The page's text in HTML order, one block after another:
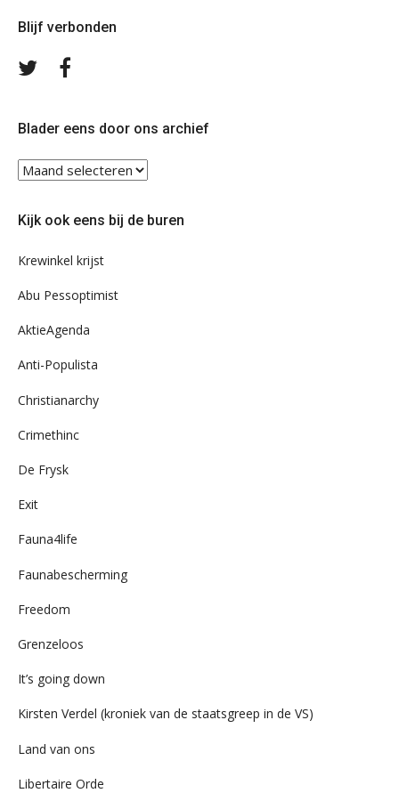
Blijf verbonden
Volg
Blader eens door ons archief
Blader
eens
ons
Kijk ook eens bij de buren
Krewinkel krijst
Abu Pessoptimist
AktieAgenda
Anti-Populista
Christianarchy
Crimethinc
De Frysk
Exit
Fauna4life
Faunabescherming
Freedom
Grenzeloos
It’s going down
Kirsten Verdel (kroniek van de staatsgreep in de VS)
Land van ons
Libertaire Orde